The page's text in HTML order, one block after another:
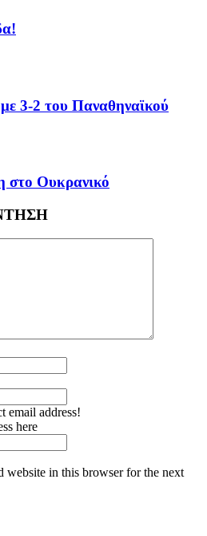
3-2 του Παναθηναϊκού
στο Ουκρανικό
email address!
here
website in this browser for the next